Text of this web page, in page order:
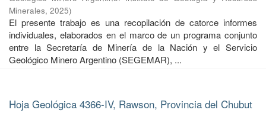
Minerales, 2025)
El presente trabajo es una recopilación de catorce informes
individuales, elaborados en el marco de un programa conjunto
entre la Secretaría de Minería de la Nación y el Servicio
Geológico Minero Argentino (SEGEMAR), ...
Hoja Geológica 4366-IV, Rawson, Provincia del Chubut